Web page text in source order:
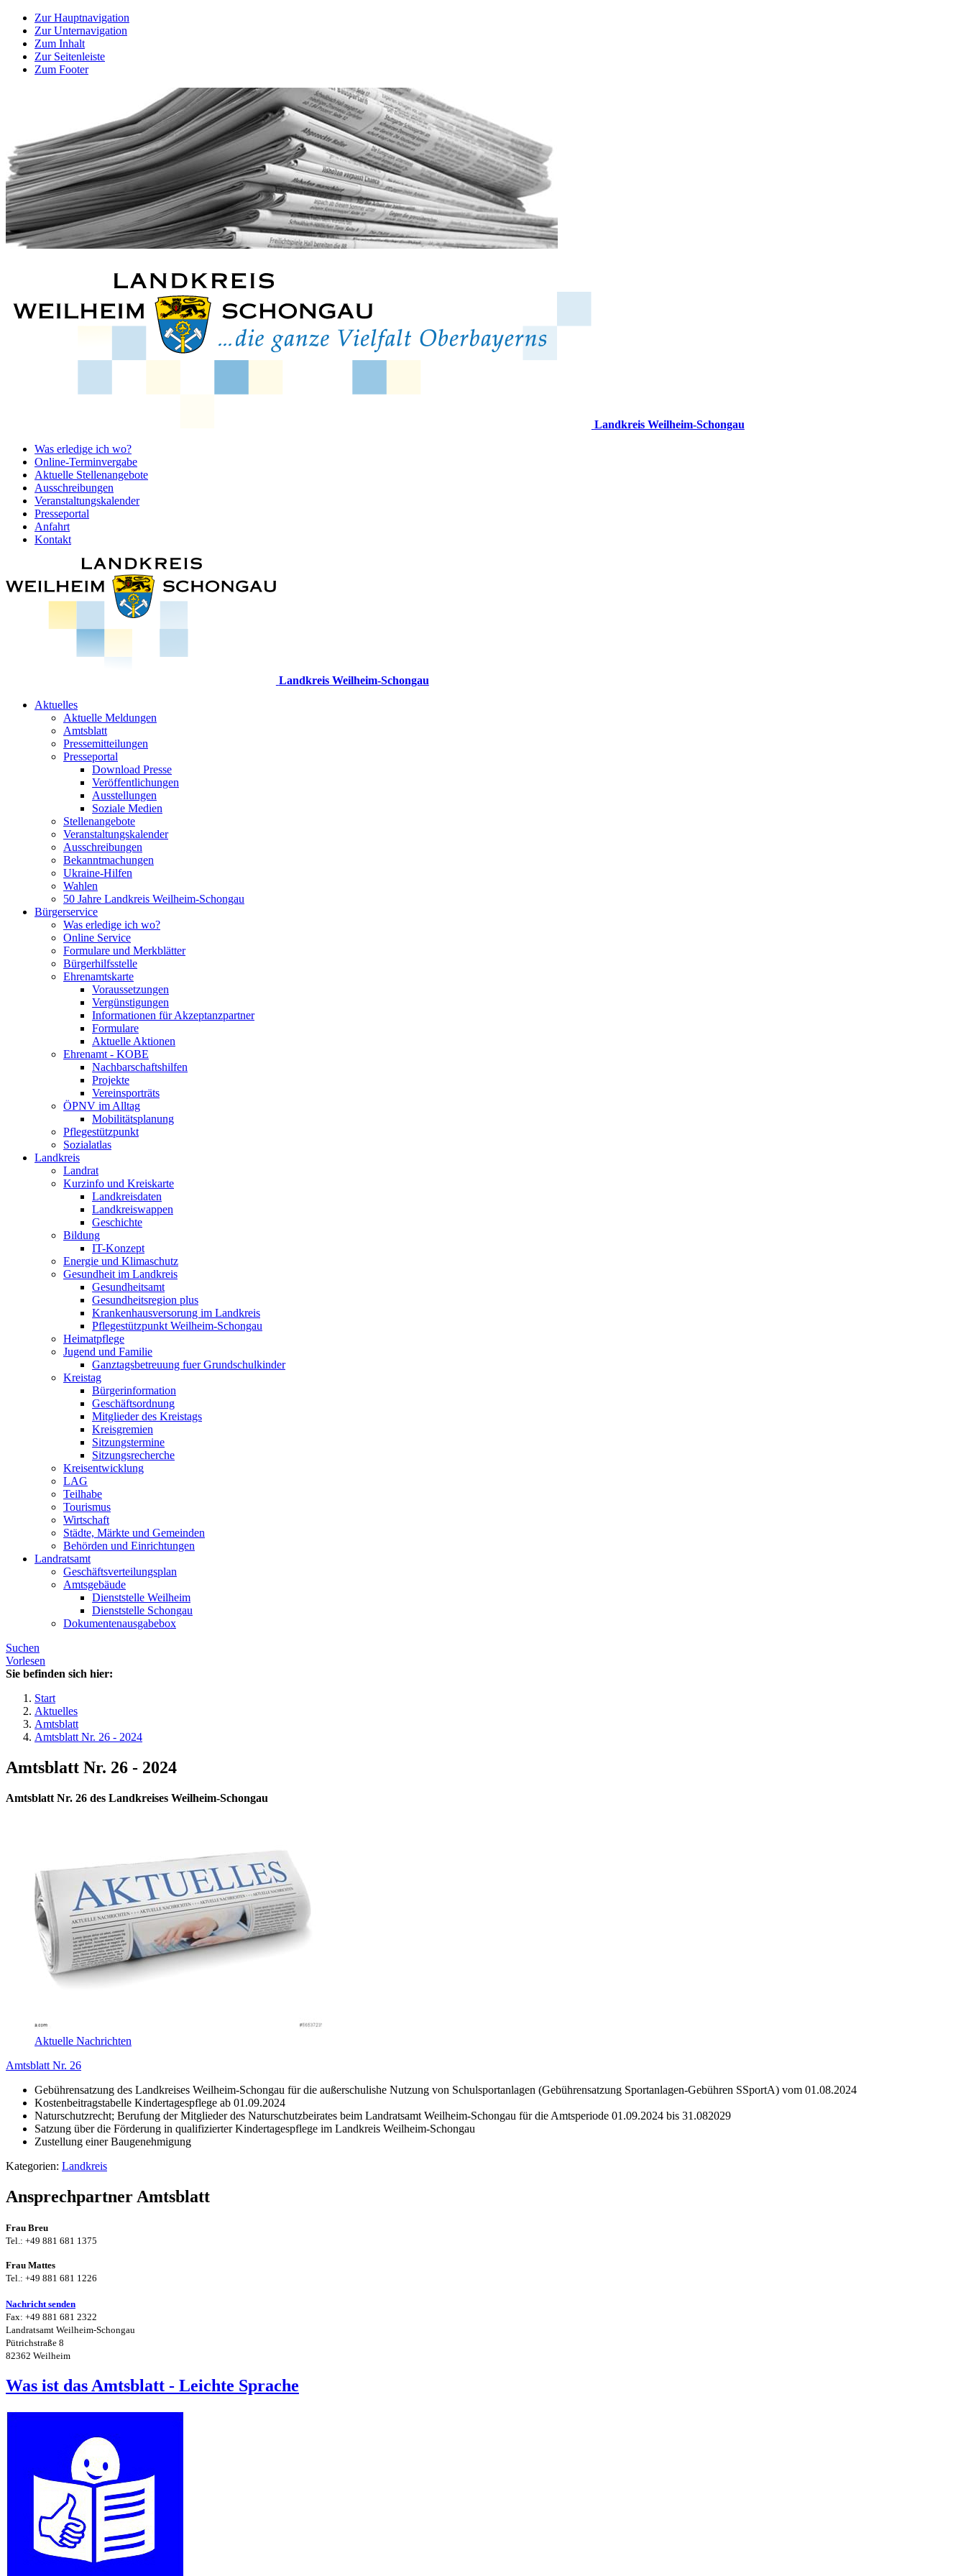
Zur Hauptnavigation
Zur Unternavigation
Zum Inhalt
Zur Seitenleiste
Zum Footer
Landkreis Weilheim-Schongau
Was erledige ich wo?
Online-Terminvergabe
Aktuelle Stellenangebote
Ausschreibungen
Veranstaltungskalender
Presseportal
Anfahrt
Kontakt
Landkreis Weilheim-Schongau
Aktuelles
Aktuelle Meldungen
Amtsblatt
Pressemitteilungen
Presseportal
Download Presse
Veröffentlichungen
Ausstellungen
Soziale Medien
Stellenangebote
Veranstaltungskalender
Ausschreibungen
Bekanntmachungen
Ukraine-Hilfen
Wahlen
50 Jahre Landkreis Weilheim-Schongau
Bürgerservice
Was erledige ich wo?
Online Service
Formulare und Merkblätter
Bürgerhilfsstelle
Ehrenamtskarte
Voraussetzungen
Vergünstigungen
Informationen für Akzeptanzpartner
Formulare
Aktuelle Aktionen
Ehrenamt - KOBE
Nachbarschaftshilfen
Projekte
Vereinsporträts
ÖPNV im Alltag
Mobilitätsplanung
Pflegestützpunkt
Sozialatlas
Landkreis
Landrat
Kurzinfo und Kreiskarte
Landkreisdaten
Landkreiswappen
Geschichte
Bildung
IT-Konzept
Energie und Klimaschutz
Gesundheit im Landkreis
Gesundheitsamt
Gesundheitsregion plus
Krankenhausversorung im Landkreis
Pflegestützpunkt Weilheim-Schongau
Heimatpflege
Jugend und Familie
Ganztagsbetreuung fuer Grundschulkinder
Kreistag
Bürgerinformation
Geschäftsordnung
Mitglieder des Kreistags
Kreisgremien
Sitzungstermine
Sitzungsrecherche
Kreisentwicklung
LAG
Teilhabe
Tourismus
Wirtschaft
Städte, Märkte und Gemeinden
Behörden und Einrichtungen
Landratsamt
Geschäftsverteilungsplan
Amtsgebäude
Dienststelle Weilheim
Dienststelle Schongau
Dokumentenausgabebox
Suchen
Vorlesen
Sie befinden sich hier:
Start
Aktuelles
Amtsblatt
Amtsblatt Nr. 26 - 2024
Amtsblatt Nr. 26 - 2024
Amtsblatt Nr. 26 des Landkreises Weilheim-Schongau
Aktuelle Nachrichten
Amtsblatt Nr. 26
Gebührensatzung des Landkreises Weilheim-Schongau für die außerschulishe Nutzung von Schulsportanlagen (Gebührensatzung Sportanlagen-Gebühren SSportA) vom 01.08.2024
Kostenbeitragstabelle Kindertagespflege ab 01.09.2024
Naturschutzrecht; Berufung der Mitglieder des Naturschutzbeirates beim Landratsamt Weilheim-Schongau für die Amtsperiode 01.09.2024 bis 31.082029
Satzung über die Förderung in qualifizierter Kindertagespflege im Landkreis Weilheim-Schongau
Zustellung einer Baugenehmigung
Kategorien: Landkreis
Ansprechpartner Amtsblatt
Frau Breu
Tel.: +49 881 681 1375
Frau Mattes
Tel.: +49 881 681 1226
Nachricht senden
Fax: +49 881 681 2322
Landratsamt Weilheim-Schongau
Pütrichstraße 8
82362 Weilheim
Was ist das Amtsblatt - Leichte Sprache